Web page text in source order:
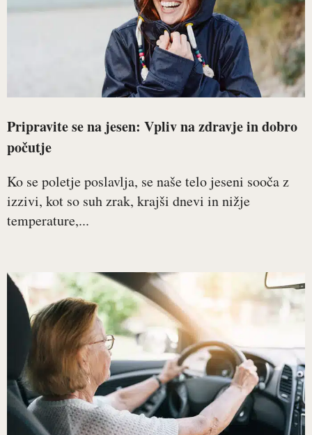
Pripravite se na jesen: Vpliv na zdravje in dobro
počutje
Ko se poletje poslavlja, se naše telo jeseni sooča z
izzivi, kot so suh zrak, krajši dnevi in nižje
temperature,...